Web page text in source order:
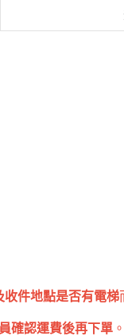
收件地點是否有電梯
確認運費後再下單 。